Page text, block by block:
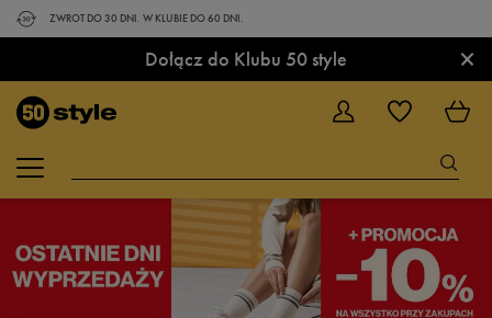
ZWROT DO 30 DNI. W KLUBIE DO 60 DNI.
Dołącz do Klubu 50 style ×